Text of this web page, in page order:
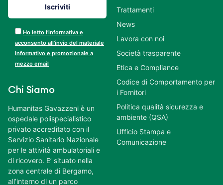
Ho letto l’informativa e
acconsento all’invio del materiale
informativo e promozionale a
mezzo email
Chi Siamo
Humanitas Gavazzeni è un
ospedale polispecialistico
privato accreditato con il
Servizio Sanitario Nazionale
per le attività ambulatoriali e
di ricovero. E’ situato nella
zona centrale di Bergamo,
all’interno di un parco
Trattamenti
News
Lavora con noi
Società trasparente
Etica e Compliance
Codice di Comportamento per
i Fornitori
Politica qualità sicurezza e
ambiente (QSA)
Ufficio Stampa e
Comunicazione